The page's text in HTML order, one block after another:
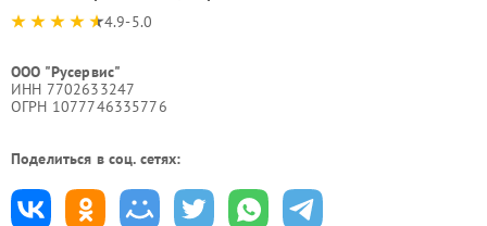
4.9-5.0
ООО "Русервис"
ИНН 7702633247
ОГРН 1077746335776
Поделиться в соц. сетях: